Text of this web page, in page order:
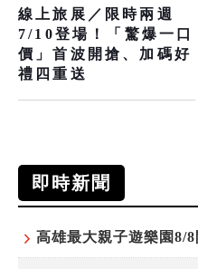
線上旅展／限時兩週
7/10登場！「驚爆一口
價」首波開搶、加碼好
禮四重送
即時新聞